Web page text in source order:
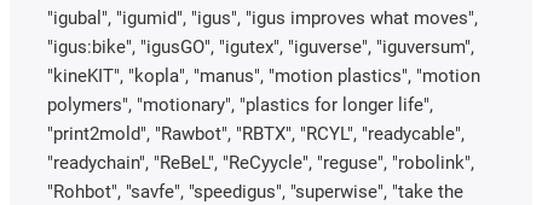
"igubal", "igumid", "igus", "igus improves what moves",
"igus:bike", "igusGO", "igutex", "iguverse", "iguversum",
"kineKIT", "kopla", "manus", "motion plastics", "motion
polymers", "motionary", "plastics for longer life",
"print2mold", "Rawbot", "RBTX", "RCYL", "readycable",
"readychain", "ReBeL", "ReCyycle", "reguse", "robolink",
"Rohbot", "savfe", "speedigus", "superwise", "take the